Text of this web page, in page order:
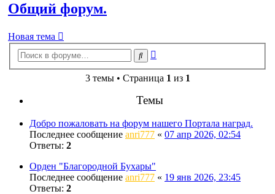
Общий форум.
Новая тема
Поиск
3 темы • Страница 1 из 1
Темы
Добро пожаловать на форум нашего Портала наград.
Последнее сообщение anri777 « 07 апр 2026, 02:54
Ответы: 2
Орден "Благородной Бухары"
Последнее сообщение anri777 « 19 янв 2026, 23:45
Ответы: 2